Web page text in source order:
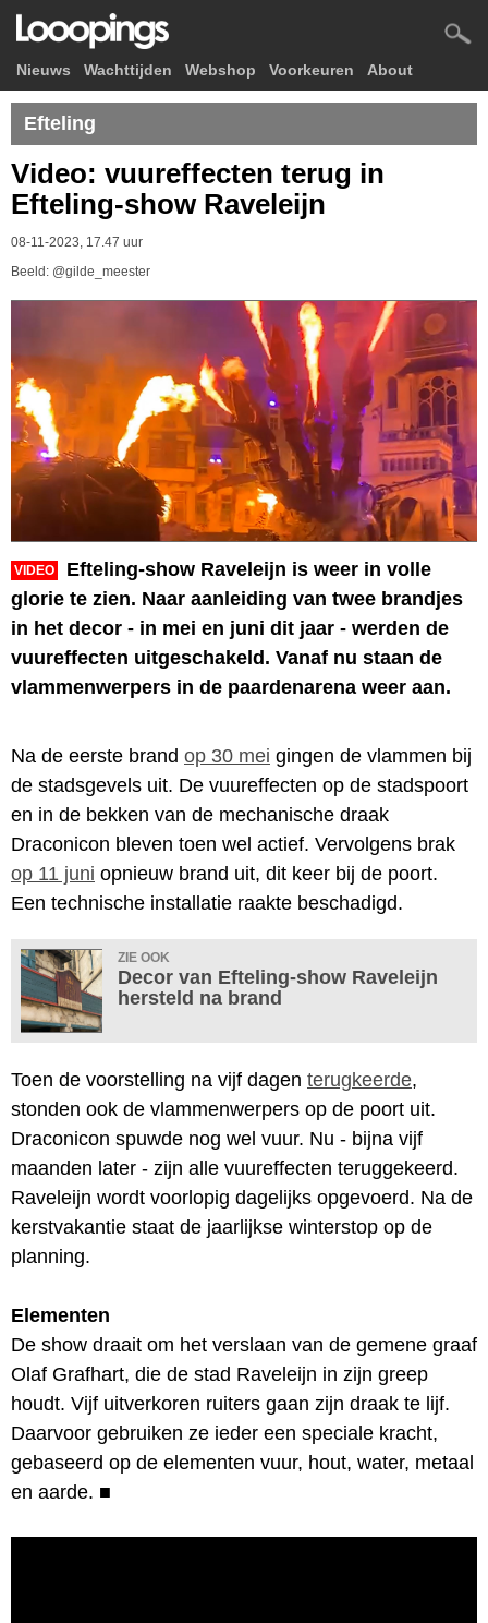
Nieuws Wachttijden Webshop Voorkeuren About
Efteling
Video: vuureffecten terug in
Efteling-show Raveleijn
08-11-2023, 17.47 uur
Beeld: @gilde_meester
VIDEO
Efteling-show Raveleijn is weer in volle
glorie te zien. Naar aanleiding van twee brandjes
in het decor - in mei en juni dit jaar - werden de
vuureffecten uitgeschakeld. Vanaf nu staan de
vlammenwerpers in de paardenarena weer aan.
Na de eerste brand op 30 mei gingen de vlammen bij
de stadsgevels uit. De vuureffecten op de stadspoort
en in de bekken van de mechanische draak
Draconicon bleven toen wel actief. Vervolgens brak
op 11 juni opnieuw brand uit, dit keer bij de poort.
Een technische installatie raakte beschadigd.
ZIE OOK
Decor van Efteling-show Raveleijn
hersteld na brand
Toen de voorstelling na vijf dagen terugkeerde,
stonden ook de vlammenwerpers op de poort uit.
Draconicon spuwde nog wel vuur. Nu - bijna vijf
maanden later - zijn alle vuureffecten teruggekeerd.
Raveleijn wordt voorlopig dagelijks opgevoerd. Na de
kerstvakantie staat de jaarlijkse winterstop op de
planning.
Elementen
De show draait om het verslaan van de gemene graaf
Olaf Grafhart, die de stad Raveleijn in zijn greep
houdt. Vijf uitverkoren ruiters gaan zijn draak te lijf.
Daarvoor gebruiken ze ieder een speciale kracht,
gebaseerd op de elementen vuur, hout, water, metaal
en aarde. ■